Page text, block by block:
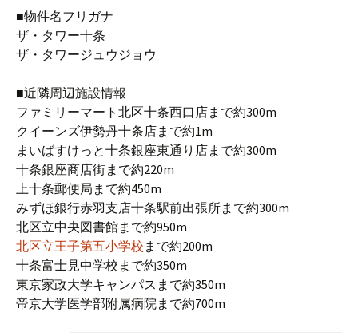
■物件名フリガナ
ザ・タワー十条
ザ・タワージュウジョウ
■近隣周辺施設情報
ファミリーマート北区十条西口店まで約300m
クイーンズ伊勢丹十条店まで約1m
まいばすけっと十条銀座東通り店まで約300m
十条銀座商店街まで約220m
上十条郵便局まで約450m
みずほ銀行赤羽支店十条駅前出張所まで約300m
北区立中央図書館まで約950m
北区立王子第五小学校 まで約200m
十条富士見中学校まで約350m
東京家政大学キャンパスまで約350m
帝京大学医学部附属病院まで約700m